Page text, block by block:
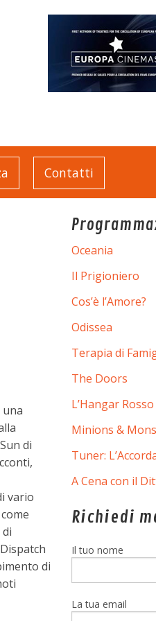
Contatti
una
di
vario
di
Oceania
Il Prigioniero
Cos’è l’Amore?
Odissea
Terapia di
The Doors
L’Hangar Rosso
Minions &
Tuner:
A Cena con il
Richiedi
Il tuo nome
La tua email